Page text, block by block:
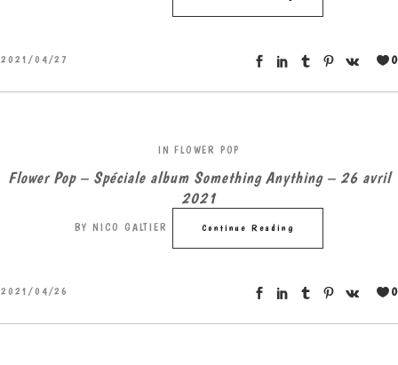
2021/04/27 0
IN FLOWER POP
Flower Pop – Spéciale album Something Anything – 26 avril
2021
BY NICO GALTIER Continue Reading
2021/04/26 0